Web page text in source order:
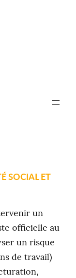
SOCIAL ET
un
officielle au
un risque
de travail)